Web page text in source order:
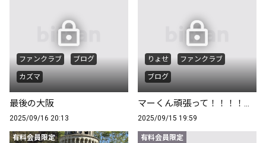
ファンクラブ ブログ
カズマ
最後の大阪
2025/09/16 20:13
りょせ ファンクラブ
ブログ
マーくん頑張って！！！！！！！
2025/09/15 19:59
有料会員限定 有料会員限定